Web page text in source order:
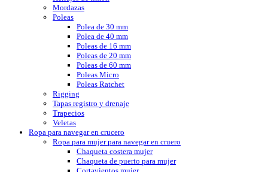
Mordazas
Poleas
Polea de 30 mm
Polea de 40 mm
Poleas de 16 mm
Poleas de 20 mm
Poleas de 60 mm
Poleas Micro
Poleas Ratchet
Rigging
Tapas registro y drenaje
Trapecios
Veletas
Ropa para navegar en crucero
Ropa para mujer para navegar en cruero
Chaqueta costera mujer
Chaqueta de puerto para mujer